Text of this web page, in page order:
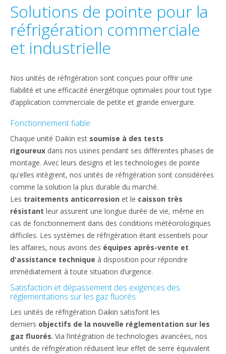
Solutions de pointe pour la
réfrigération commerciale
et industrielle
Nos unités de réfrigération sont conçues pour offrir une
fiabilité et une efficacité énergétique optimales pour tout type
d’application commerciale de petite et grande envergure.
Fonctionnement fiable
Chaque unité Daikin est soumise à des tests
rigoureux dans nos usines pendant ses différentes phases de
montage. Avec leurs designs et les technologies de pointe
qu'elles intègrent, nos unités de réfrigération sont considérées
comme la solution la plus durable du marché.
Les traitements anticorrosion et le caisson très
résistant leur assurent une longue durée de vie, même en
cas de fonctionnement dans des conditions météorologiques
difficiles. Les systèmes de réfrigération étant essentiels pour
les affaires, nous avons des équipes après-vente et
d'assistance technique à disposition pour répondre
immédiatement à toute situation d’urgence.
Satisfaction et dépassement des exigences des
réglementations sur les gaz fluorés
Les unités de réfrigération Daikin satisfont les
derniers objectifs de la nouvelle réglementation sur les
gaz fluorés. Via l’intégration de technologies avancées, nos
unités de réfrigération réduisent leur effet de serre équivalent